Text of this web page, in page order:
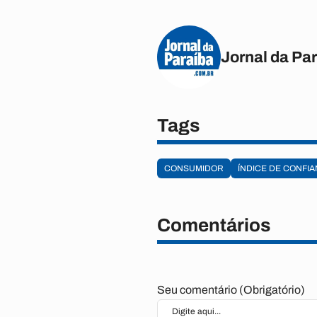
Jornal da
Tags
CONSUMIDOR ÍNDICE DE
Comentários
Seu comentário (Obrigatório)